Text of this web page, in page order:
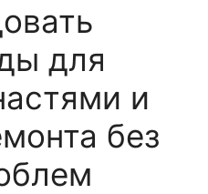
для
и
без